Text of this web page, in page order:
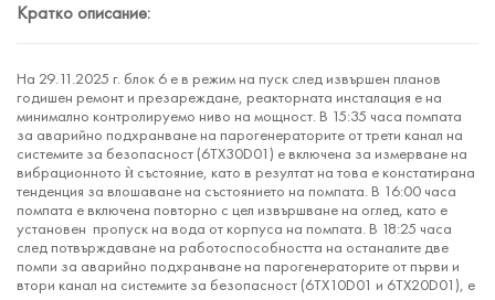
Кратко описание:
На 29.11.2025 г. блок 6 е в режим на пуск след извършен планов
годишен ремонт и презареждане, реакторната инсталация е на
минимално контролируемо ниво на мощност. В 15:35 часа помпата
за аварийно подхранване на парогенераторите от трети канал на
системите за безопасност (6ТХ30D01) е включена за измерване на
вибрационното ѝ състояние, като в резултат на това е констатирана
тенденция за влошаване на състоянието на помпата. В 16:00 часа
помпата е включена повторно с цел извършване на оглед, като е
установен пропуск на вода от корпуса на помпата. В 18:25 часа
след потвърждаване на работоспособността на останалите две
помпи за аварийно подхранване на парогенераторите от първи и
втори канал на системите за безопасност (6ТХ10D01 и 6ТХ20D01), е